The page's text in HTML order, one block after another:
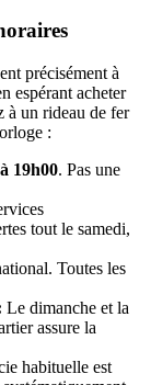
précisément à
espérant acheter
à un rideau de fer
:
19h00. Pas une
tout le samedi,
Toutes les
Le dimanche et la
assure la
habituelle est